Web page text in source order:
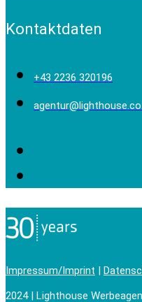
Kontaktdaten
+43 2236 320196
Impressum/Imprint |
2024 | Lighthouse